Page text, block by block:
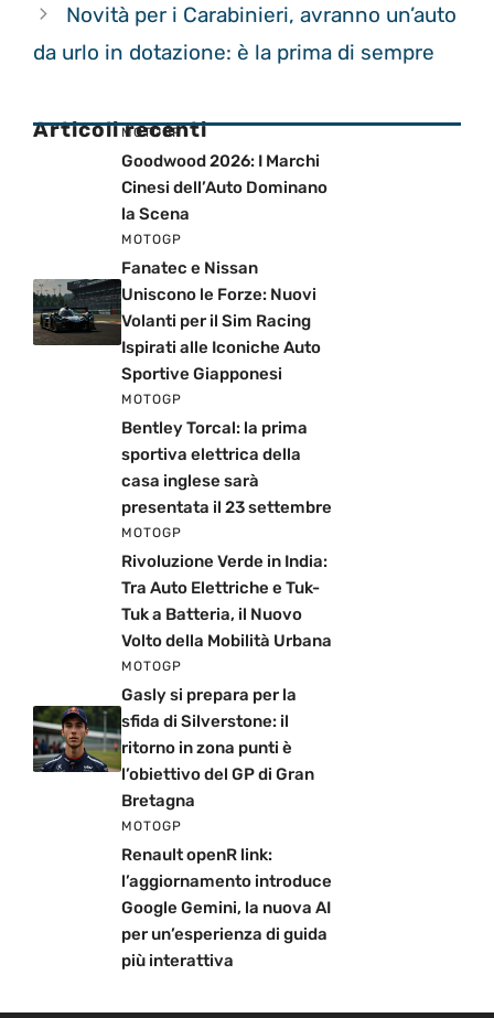
Novità per i Carabinieri, avranno un’auto
da urlo in dotazione: è la prima di sempre
Articoli recenti
MOTOGP
Goodwood 2026: I Marchi
Cinesi dell’Auto Dominano
la Scena
MOTOGP
Fanatec e Nissan
Uniscono le Forze: Nuovi
Volanti per il Sim Racing
Ispirati alle Iconiche Auto
Sportive Giapponesi
MOTOGP
Bentley Torcal: la prima
sportiva elettrica della
casa inglese sarà
presentata il 23 settembre
MOTOGP
Rivoluzione Verde in India:
Tra Auto Elettriche e Tuk-
Tuk a Batteria, il Nuovo
Volto della Mobilità Urbana
MOTOGP
Gasly si prepara per la
sfida di Silverstone: il
ritorno in zona punti è
l’obiettivo del GP di Gran
Bretagna
MOTOGP
Renault openR link:
l’aggiornamento introduce
Google Gemini, la nuova AI
per un’esperienza di guida
più interattiva